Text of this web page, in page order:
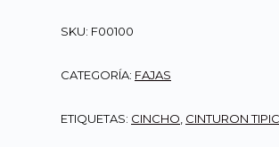
SKU: F00100
CATEGORÍA: FAJAS
ETIQUETAS: CINCHO CINTURON